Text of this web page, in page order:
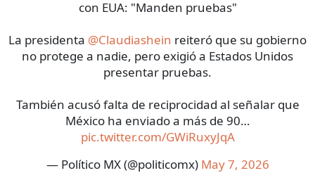
con EUA: "Manden pruebas"
La presidenta @Claudiashein reiteró que su gobierno
no protege a nadie, pero exigió a Estados Unidos
presentar pruebas.
También acusó falta de reciprocidad al señalar que
México ha enviado a más de 90…
pic.twitter.com/GWiRuxyJqA
— Político MX (@politicomx) May 7, 2026